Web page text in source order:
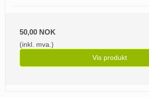
50,00 NOK
(inkl. mva.)
Vis produkt